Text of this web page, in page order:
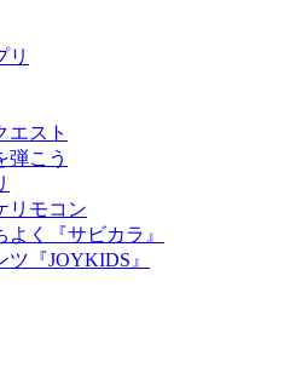
リ
エスト
弾こう
リモコン
く『サビカラ』
『JOYKIDS』